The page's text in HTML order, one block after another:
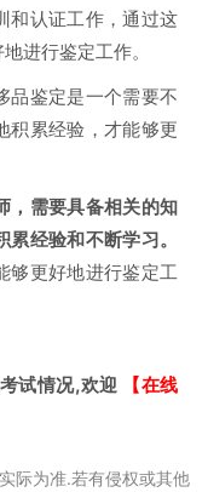
和认证工作，通过这
进行鉴定工作。
品鉴定是一个需要不
积累经验，才能够更
，需要具备相关的知
经验和不断学习。
够更好地进行鉴定工
试情况,欢迎
【在线
际为准.若有侵权或其他